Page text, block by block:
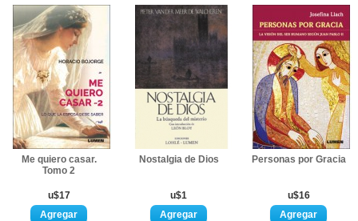
Me quiero casar.
Tomo 2
u$17
Nostalgia de Dios
u$1
Personas por Gracia
u$16